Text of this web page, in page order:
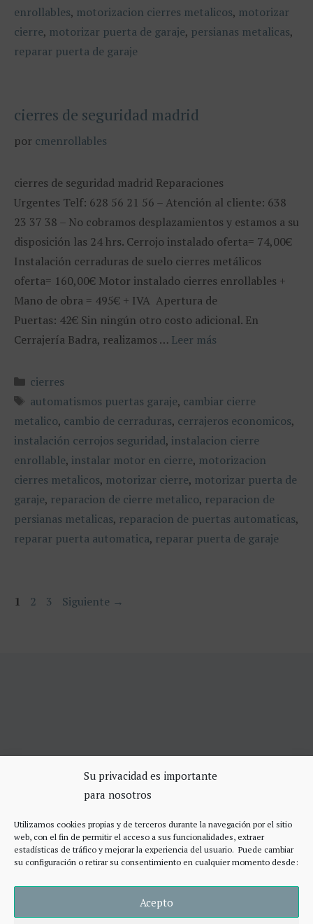
Su privacidad es importante
para nosotros
Utilizamos cookies propias y de terceros durante la navegación por el sitio
web, con el fin de permitir el acceso a sus funcionalidades, extraer
estadísticas de tráfico y mejorar la experiencia del usuario. Puede cambiar
su configuración o retirar su consentimiento en cualquier momento desde:
Acepto
enrollables, motorizacion cierres metalicos, motorizar
cierre, motorizar puerta de garaje, persianas metalicas,
reparar puerta de garaje
cierres de seguridad madrid
por cmenrollables
cierres de seguridad madrid Reparaciones
Urgentes Telf: 628 56 21 56 – Atención al cliente: 638
23 37 38 – No cobramos desplazamientos y estamos a su
disposición las 24 hrs. Cerrojo instalado oferta= 74,00€
Instalación cerraduras de suelo cierres metálicos
oferta= 160,00€ Motor instalado cierres enrollables +
Mano de obra = 495€ + IVA Apertura de
Puertas: 42€ Sin ningún otro costo adicional. En
Cerrajería Badra, realizamos … Leer más
Categorías
cierres
Etiquetas
automatismos puertas garaje, cambiar cierre
metalico, cambio de cerraduras, cerrajeros economicos,
instalación cerrojos seguridad, instalacion cierre
enrollable, instalar motor en cierre, motorizacion
cierres metalicos, motorizar cierre, motorizar puerta de
garaje, reparacion de cierre metalico, reparacion de
persianas metalicas, reparacion de puertas automaticas,
reparar puerta automatica, reparar puerta de garaje
Página
1 Página
2 Página
3 Siguiente →
SERVICIOS DE CERRAJERÍA
Apertura Puertas Madrid 75€
Cerraduras de alta seguridad
Accesos